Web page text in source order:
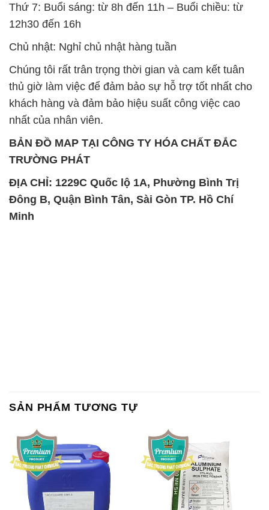
Thứ 7: Buổi sáng: từ 8h đến 11h – Buổi chiều: từ
12h30 đến 16h
Chủ nhật: Nghỉ chủ nhật hàng tuần
Chúng tôi rất trân trọng thời gian và cam kết tuân
thủ giờ làm việc để đảm bảo sự hỗ trợ tốt nhất cho
khách hàng và đảm bảo hiệu suất công việc cao
nhất của nhân viên.
BẢN ĐỒ MAP TẠI CÔNG TY HÓA CHẤT ĐẮC
TRƯỜNG PHÁT
ĐỊA CHỈ: 1229C Quốc lộ 1A, Phường Bình Trị
Đông B, Quận Bình Tân, Sài Gòn TP. Hồ Chí
Minh
SẢN PHẨM TƯƠNG TỰ